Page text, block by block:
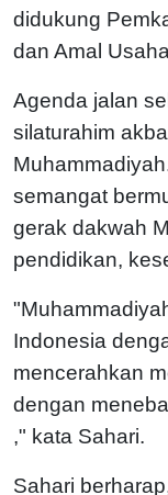
didukung
dan Amal
Agenda jalan
silaturahim
semangat
gerak dakwah
pendidikan,
Indonesia
mencerahkan
dengan
," kata Sahari.
Sahari